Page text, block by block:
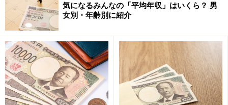
社会人1年目だと前年の所得がゼロなので（アルバイト
で所得税を払っていた人は除く）、1年目は住民税がか
からないというわけ。2年目から、前年の所得に対して
気になるみんなの「平均年収」はいくら？ 男
女別・年齢別に紹介